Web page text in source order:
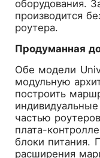
оборудования.
производится
роутера.
Продуманная
Обе модели
модульную
построить
частью
плата-
блоки питания.
расширения